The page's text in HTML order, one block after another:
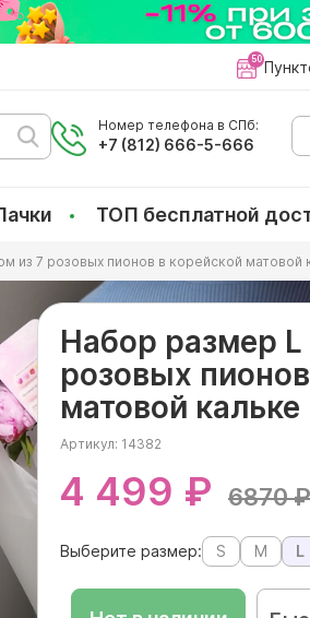
Номер телефона в СПб:
+7 (812) 666-5-666
ТОП бесплатной
из 7 розовых пионов в корейской матовой
Набор размер L
розовых
матовой кальке
Артикул: 14382
4 499 ₽ 6870 ₽
Выберите размер: S M L